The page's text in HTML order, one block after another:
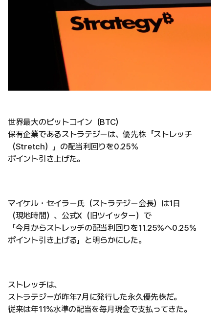
世界最大のビットコイン（BTC）
保有企業であるストラテジーは、優先株「ストレッチ
（Stretch）」の配当利回りを0.25%
ポイント引き上げた。
マイケル・セイラー氏（ストラテジー会長）は1日
（現地時間）、公式X（旧ツイッター）で
「今月からストレッチの配当利回りを11.25%へ0.25%
ポイント引き上げる」と明らかにした。
ストレッチは、
ストラテジーが昨年7月に発行した永久優先株だ。
従来は年11%水準の配当を毎月現金で支払ってきた。